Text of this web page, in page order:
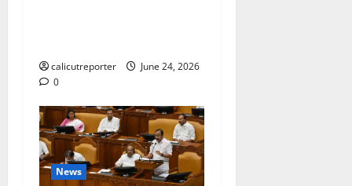
calicutreporter
June 24, 2026
0
News